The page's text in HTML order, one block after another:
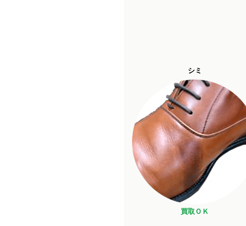
シミ
買取ＯＫ